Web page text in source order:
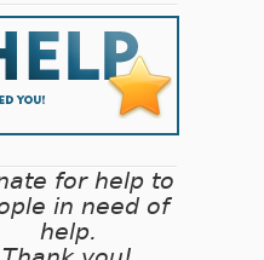
for help to
in need of
help.